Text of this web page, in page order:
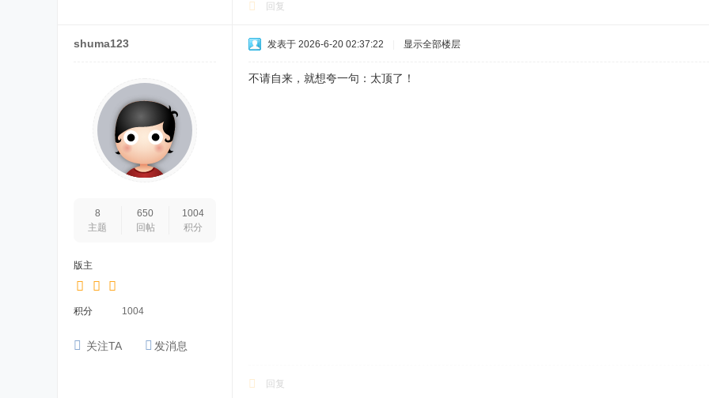
回复
shuma123
8
主题
650
回帖
1004
积分
版主
积分 1004
关注TA 发消息
发表于 2026-6-20 02:37:22 显示全部楼层
不请自来，就想夸一句：太顶了！
回复